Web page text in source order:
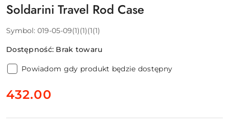
Soldarini Travel Rod Case
Symbol: 019-05-09(1)(1)(1(1)
Dostępność: Brak towaru
Powiadom gdy produkt będzie dostępny
cena:
432.00